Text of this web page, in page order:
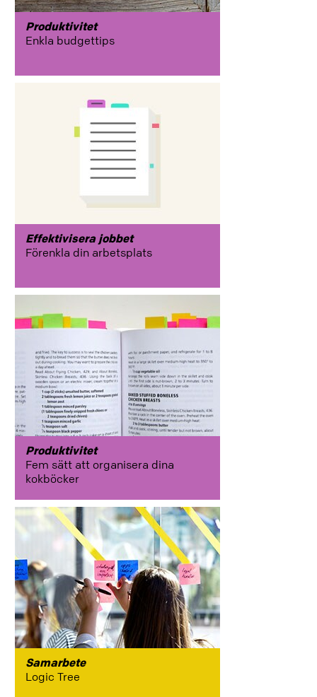
planera
prioritera
kreativitet
brainstorma
personanpassa
samarbete
Utbildning
Produktivitet
Enkla budgettips
Effektivisera jobbet
Förenkla din arbetsplats
Produktivitet
Fem sätt att organisera dina
kokböcker
Samarbete
Logic Tree